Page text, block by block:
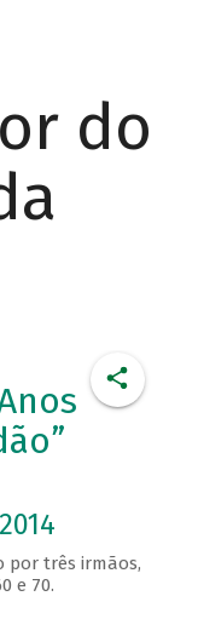
do
por três irmãos,
e 70.